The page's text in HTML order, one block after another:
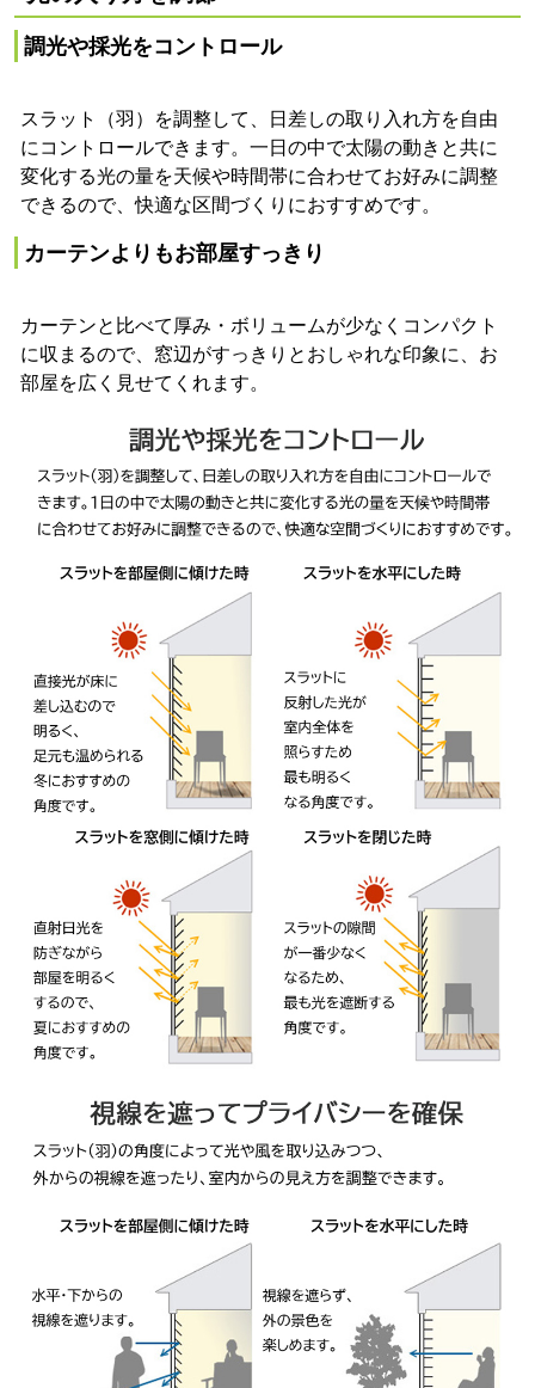
調光や採光をコントロール
スラット（羽）を調整して、日差しの取り入れ方を自由
にコントロールできます。一日の中で太陽の動きと共に
変化する光の量を天候や時間帯に合わせてお好みに調整
できるので、快適な区間づくりにおすすめです。
カーテンよりもお部屋すっきり
カーテンと比べて厚み・ボリュームが少なくコンパクト
に収まるので、窓辺がすっきりとおしゃれな印象に、お
部屋を広く見せてくれます。